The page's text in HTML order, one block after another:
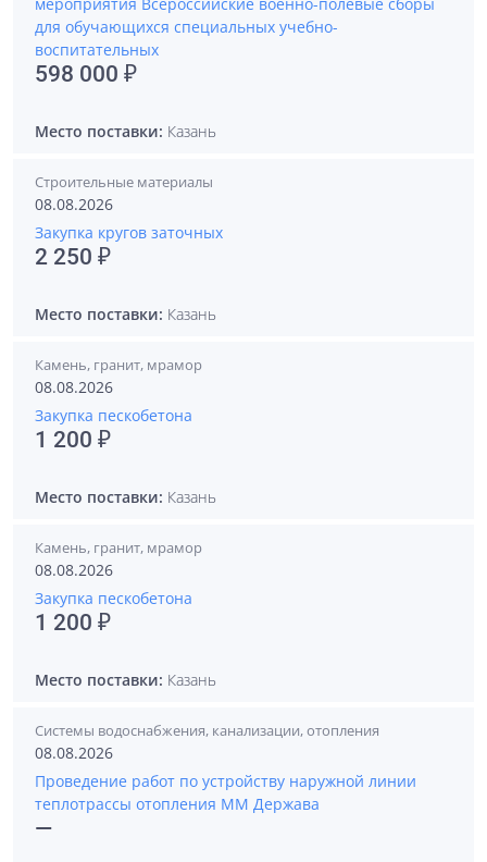
для обучающихся специальных учебно-
воспитательных
598 000 ₽
Место поставки: Казань
Строительные материалы
08.08.2026
Закупка кругов заточных
2 250 ₽
Место поставки: Казань
Камень, гранит, мрамор
08.08.2026
Закупка пескобетона
1 200 ₽
Место поставки: Казань
Камень, гранит, мрамор
08.08.2026
Закупка пескобетона
1 200 ₽
Место поставки: Казань
Системы водоснабжения, канализации, отопления
08.08.2026
Проведение работ по устройству наружной линии
теплотрассы отопления ММ Держава
—